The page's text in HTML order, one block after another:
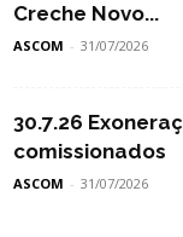
Creche Novo...
ASCOM - 31/07/2026
30.7.26
comissionados
ASCOM - 31/07/2026